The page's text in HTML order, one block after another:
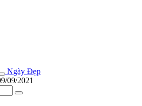
Ngày Đẹp
09/2021